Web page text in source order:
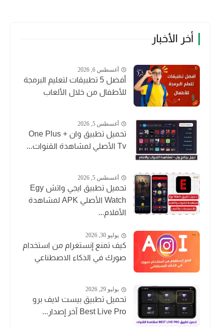
أخر الأخبار
أغسطس 6, 2026
أفضل 5 تطبيقات لتعليم البرمجة
للأطفال من خلال الألعاب
أغسطس 5, 2026
تحميل تطبيق وان + One Plus
Tv الأصلي لمشاهدة القنوات...
أغسطس 5, 2026
تحميل تطبيق ايجي واتش Egy
Watch الأصلي APK لمشاهدة
الأفلام...
يوليو 30, 2026
كيف تمنع إنستغرام من استخدام
صورك في الذكاء الاصطناعي
يوليو 29, 2026
تحميل تطبيق بيست لايف برو
Best Live Pro آخر إصدار...